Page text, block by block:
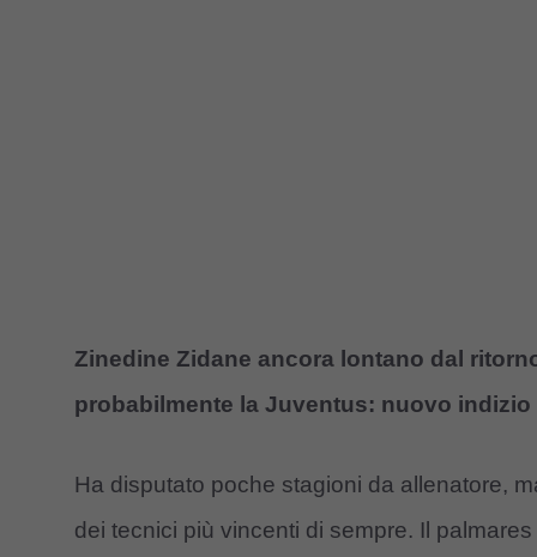
Zinedine Zidane ancora lontano dal
probabilmente la Juventus: nuovo indizio
Ha disputato poche stagioni da allenatore,
dei tecnici più vincenti di sempre. Il